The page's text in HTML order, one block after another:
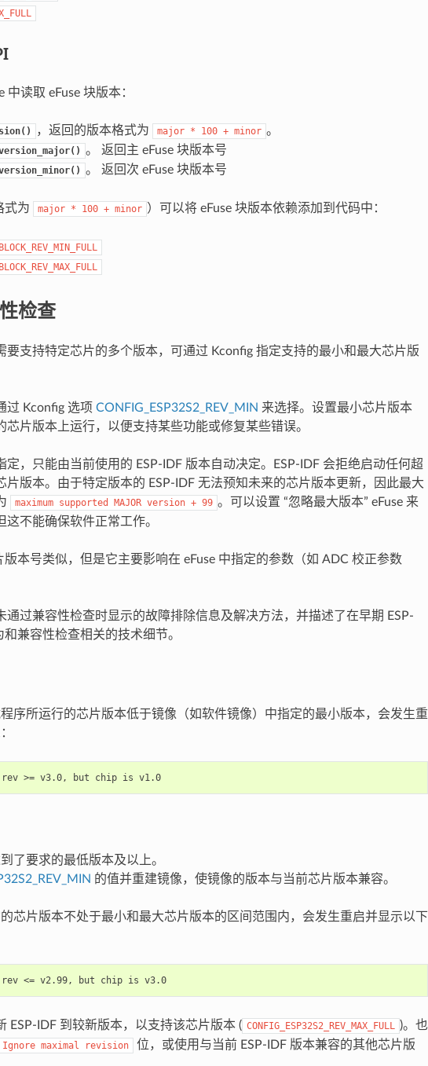
中读取 eFuse 块版本：
，返回的版本格式为 major * 100 + minor 。
。 返回主 eFuse 块版本号
。 返回次 eFuse 块版本号
式为 major * 100 + minor ）可以将 eFuse 块版本依赖添加到代码中：
检查
要支持特定芯片的多个版本，可通过 Kconfig 指定支持的最小和最大芯片版
过 Kconfig 选项 CONFIG_ESP32S2_REV_MIN 来选择。设置最小芯片版本
芯片版本上运行，以便支持某些功能或修复某些错误。
定，只能由当前使用的 ESP-IDF 版本自动决定。ESP-IDF 会拒绝启动任何超
片版本。由于特定版本的 ESP-IDF 无法预知未来的芯片版本更新，因此最大
maximum supported MAJOR version + 99 。可以设置 “忽略最大版本” eFuse 来
不能确保软件正常工作。
版本号类似，但是它主要影响在 eFuse 中指定的参数（如 ADC 校正参数
通过兼容性检查时显示的故障排除信息及解决方法，并描述了在早期 ESP-
和兼容性检查相关的技术细节。
序所运行的芯片版本低于镜像（如软件镜像）中指定的最小版本，会发生重
Image requires chip rev >= v3.0, but chip is v1.0
了要求的最低版本及以上。
的值并重建镜像，使镜像的版本与当前芯片版本兼容。
芯片版本不处于最小和最大芯片版本的区间范围内，会发生重启并显示以下
Image requires chip rev <= v2.99, but chip is v3.0
ESP-IDF 到较新版本，以支持该芯片版本 ( CONFIG_ESP32S2_REV_MAX_FULL )。也
Ignore maximal revision
位，或使用与当前 ESP-IDF 版本兼容的其他芯片版